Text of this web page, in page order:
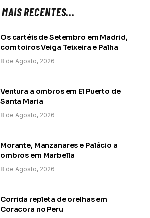
MAIS RECENTES...
Os cartéis de Setembro em Madrid,
com toiros Veiga Teixeira e Palha
8 de Agosto, 2026
Ventura a ombros em El Puerto de
Santa Maria
8 de Agosto, 2026
Morante, Manzanares e Palácio a
ombros em Marbella
8 de Agosto, 2026
Corrida repleta de orelhas em
Coracora no Peru